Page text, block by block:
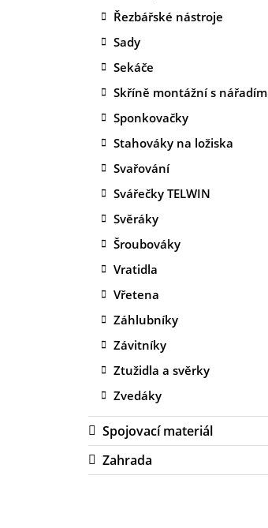
Řezbářské nástroje
Sady
Sekáče
Skříně montážní s nářadím
Sponkovačky
Stahováky na ložiska
Svařování
Svářečky TELWIN
Svěráky
Šroubováky
Vratidla
Vřetena
Záhlubníky
Závitníky
Ztužidla a svěrky
Zvedáky
Spojovací materiál
Zahrada